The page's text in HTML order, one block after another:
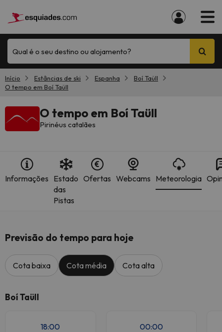
Qual é o seu destino ou alojamento?
Início Estâncias de ski Espanha
Boí Taüll
O tempo em Boí Taüll
O tempo em Boí Taüll
Pirinéus catalães
Informações Estado
das
Pistas
Ofertas Webcams Meteorologia
Previsão do tempo para hoje
Cota baixa Cota média Cota alta
Boí Taüll
18:00 00:00